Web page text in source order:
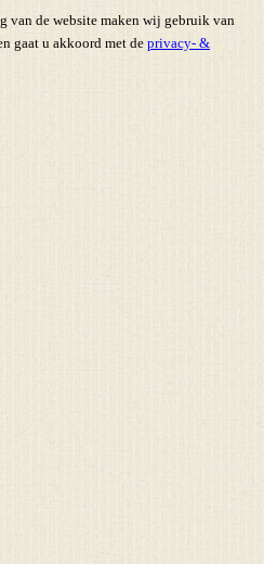
van de website maken wij gebruik van
gaat u akkoord met de privacy- &